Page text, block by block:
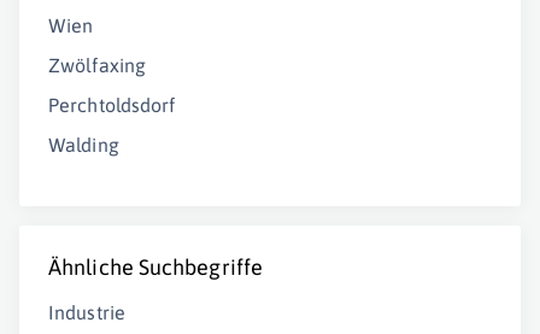
Wien
Zwölfaxing
Perchtoldsdorf
Walding
Ähnliche Suchbegriffe
Industrie